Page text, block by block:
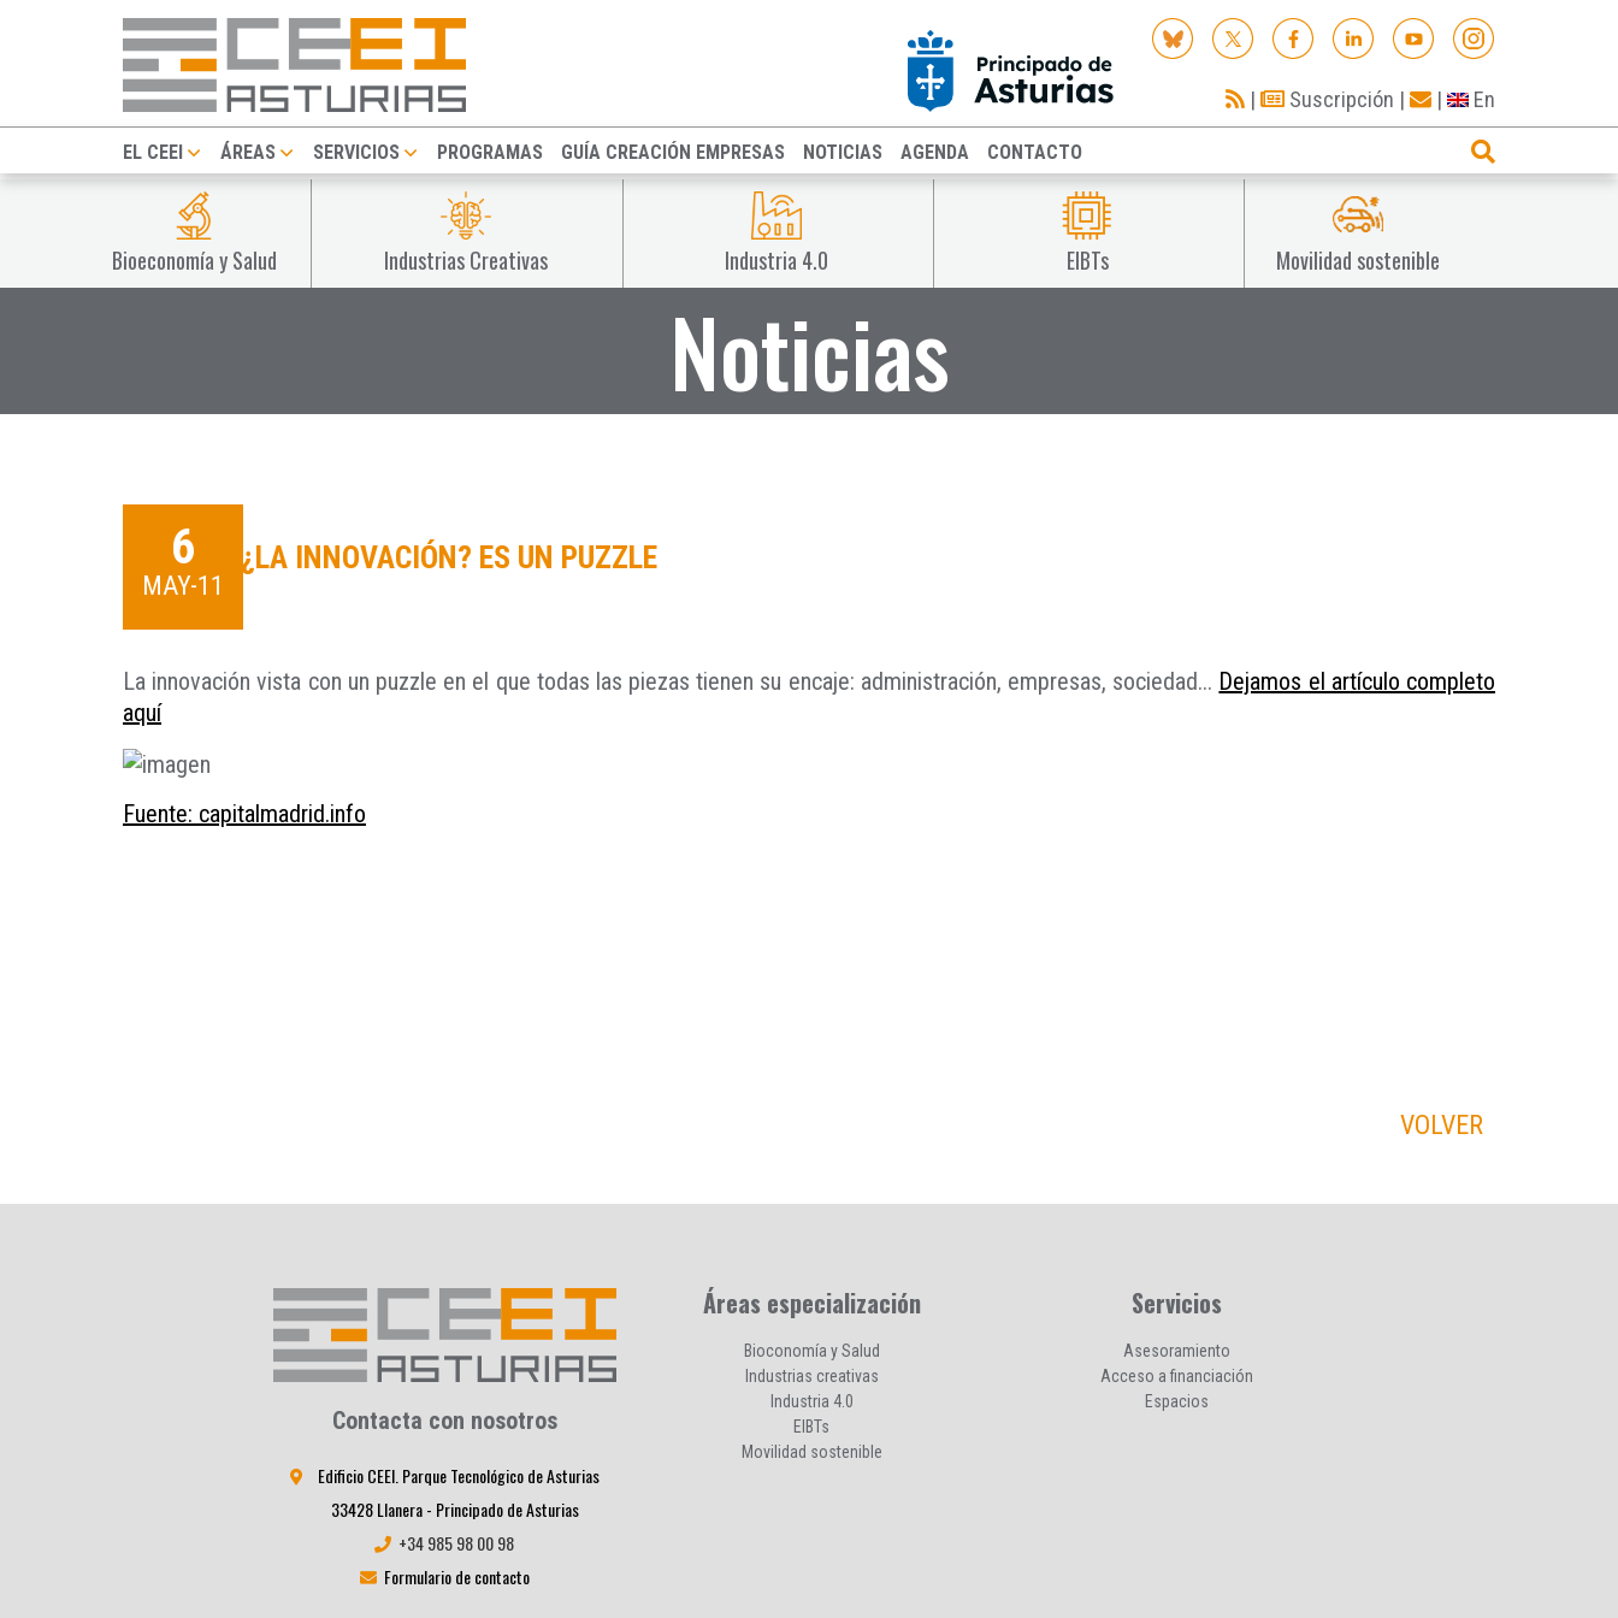
| Suscripción | | En
EL CEEI ÁREAS SERVICIOS PROGRAMAS GUÍA CREACIÓN EMPRESAS NOTICIAS AGENDA CONTACTO
Bioeconomía y Salud Industrias Creativas Industria 4.0 EIBTs Movilidad sostenible
Noticias
6
MAY-11
¿LA INNOVACIÓN? ES UN PUZZLE
La innovación vista con un puzzle en el que todas las piezas tienen su encaje: administración, empresas, sociedad... Dejamos el artículo completo
aquí
Fuente: capitalmadrid.info
VOLVER
Contacta con nosotros
Edificio CEEI. Parque Tecnológico de Asturias
33428 Llanera - Principado de Asturias
+34 985 98 00 98
Formulario de contacto
Áreas especialización
Bioconomía y Salud
Industrias creativas
Industria 4.0
EIBTs
Movilidad sostenible
Servicios
Asesoramiento
Acceso a financiación
Espacios